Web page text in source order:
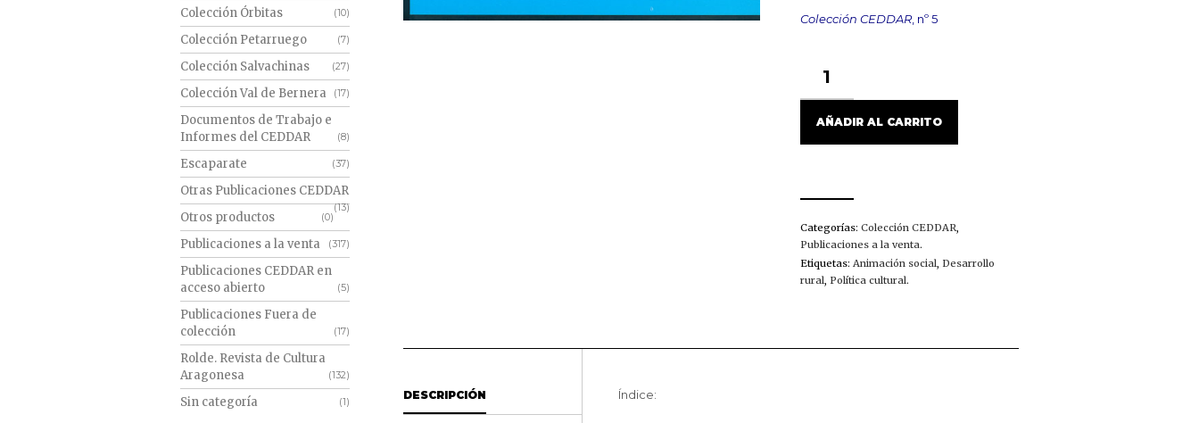
Colección CEDDAR, nº 5
SOCIOCULTURAL
Y
DESARROLLO
CANTIDAD
AÑADIR AL CARRITO
Categorías: Colección CEDDAR,
Publicaciones a la venta.
Etiquetas: Animación social, Desarrollo
rural, Política cultural.
DESCRIPCIÓN Índice:
Colección Órbitas (10)
Colección Petarruego (7)
Colección Salvachinas (27)
Colección Val de Bernera (17)
Documentos de Trabajo e
Informes del CEDDAR
(8)
Escaparate (37)
Otras Publicaciones CEDDAR
(13)
Otros productos (0)
Publicaciones a la venta (317)
Publicaciones CEDDAR en
acceso abierto
(5)
Publicaciones Fuera de
colección
(17)
Rolde. Revista de Cultura
Aragonesa
(132)
Sin categoría (1)